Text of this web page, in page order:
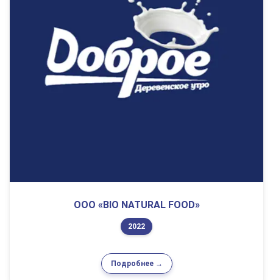
ООО «BIO NATURAL FOOD»
2022
Подробнее →